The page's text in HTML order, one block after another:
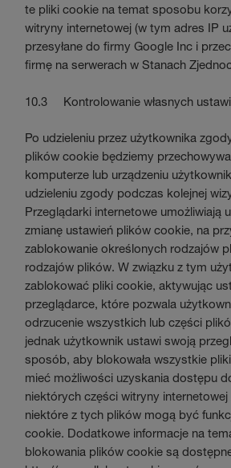
te pliki cookie na temat sposobu
witryny internetowej (w tym adres IP
przesyłane do firmy Google Inc i
firmę na serwerach w Stanach
10.3 Kontrolowanie własnych
Po udzieleniu przez użytkownika
plików cookie będziemy
komputerze lub urządzeniu
udzieleniu zgody podczas kolejnej
Przeglądarki internetowe umożliwiają
zmianę ustawień plików cookie, na
zablokowanie określonych rodzajów
rodzajów plików. W związku z tym
zablokować pliki cookie, aktywując
przeglądarce, które pozwala
odrzucenie wszystkich lub części
jednak użytkownik ustawi swoją
sposób, aby blokowała wszystkie
mieć możliwości uzyskania dostępu
niektórych części witryny
niektóre z tych plików mogą być
cookie. Dodatkowe informacje na
blokowania plików cookie są